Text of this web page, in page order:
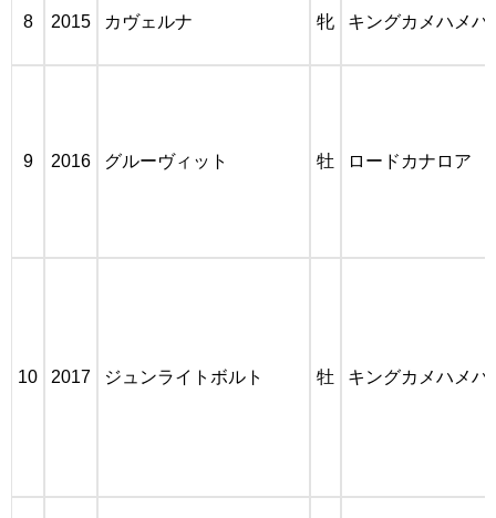
8 2015 カヴェルナ 牝 キングカメハメハ
9 2016 グルーヴィット 牡 ロードカナロア
10 2017 ジュンライトボルト 牡 キングカメハメハ